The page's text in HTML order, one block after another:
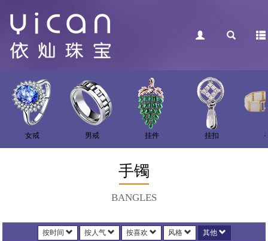
女戒 男戒 挂件 挂扣
手镯
BANGLES
按时间 按人气 按喜欢 风格 其他